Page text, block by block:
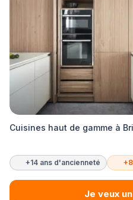
Cuisines haut de gamme à
+14 ans d'ancienneté
Je veux